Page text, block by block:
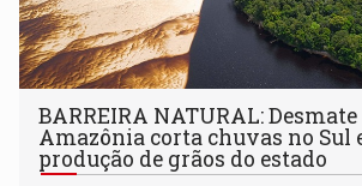
BARREIRA NATURAL: Desmate
Amazônia corta chuvas no Sul
produção de grãos do estado